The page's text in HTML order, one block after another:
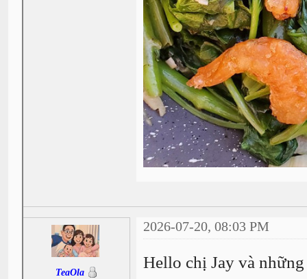
TeaOla
2026-07-20, 08:03 PM
Hello chị Jay và